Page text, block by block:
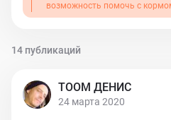
возможность помочь с
14 публикаций
ТООМ ДЕНИС
24 марта 2020